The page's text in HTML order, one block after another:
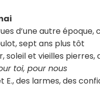
d’une autre époque,
sept ans plus tôt
soleil et vieilles pierres,
toi, pour nous
E., des larmes, des